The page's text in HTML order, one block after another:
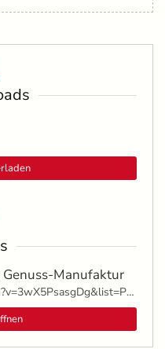
Genuss-Manufaktur
https://www.youtube.com/watch?v=3wX5PsasgDg&list=PLkbwyJYT88bOqb9arqxxMwx8P_UpyXR3X&index=4